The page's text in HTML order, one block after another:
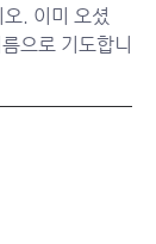
. 이미 오셨
으로 기도합니